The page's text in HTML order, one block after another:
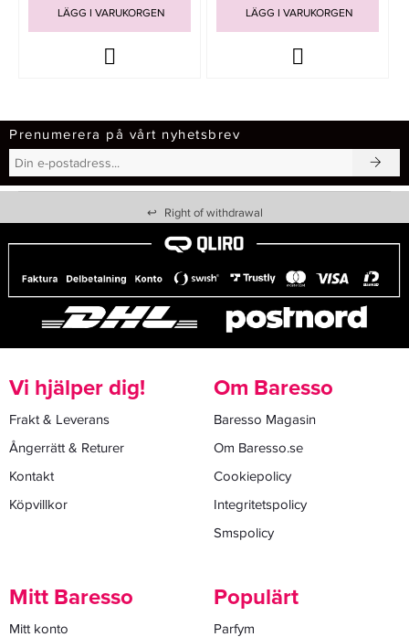
LÄGG I VARUKORGEN LÄGG I VARUKORGEN
Prenumerera på vårt nyhetsbrev
↩ Right of withdrawal
Vi hjälper dig!
Frakt & Leverans
Ångerrätt & Returer
Kontakt
Köpvillkor
Om Baresso
Baresso Magasin
Om Baresso.se
Cookiepolicy
Integritetspolicy
Smspolicy
Mitt Baresso
Mitt konto
Populärt
Parfym